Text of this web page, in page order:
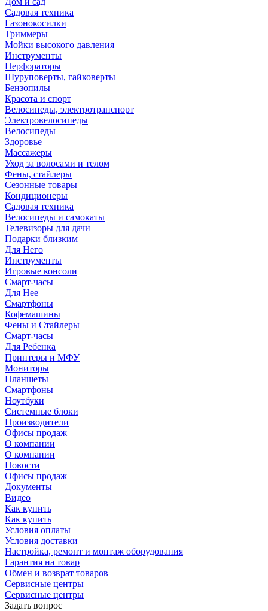
Садовая техника
Газонокосилки
Триммеры
Мойки высокого давления
Инструменты
Перфораторы
Шуруповерты, гайковерты
Бензопилы
Красота и спорт
Велосипеды, электротранспорт
Электровелосипеды
Велосипеды
Здоровье
Массажеры
Уход за волосами и телом
Фены, стайлеры
Сезонные товары
Кондиционеры
Садовая техника
Велосипеды и самокаты
Телевизоры для дачи
Подарки близким
Для Него
Инструменты
Игровые консоли
Смарт-часы
Для Нее
Смартфоны
Кофемашины
Фены и Стайлеры
Смарт-часы
Для Ребенка
Принтеры и МФУ
Мониторы
Планшеты
Смартфоны
Ноутбуки
Системные блоки
Производители
Офисы продаж
О компании
О компании
Новости
Офисы продаж
Документы
Видео
Как купить
Как купить
Условия оплаты
Условия доставки
Настройка, ремонт и монтаж оборудования
Гарантия на товар
Обмен и возврат товаров
Сервисные центры
Сервисные центры
Задать вопрос